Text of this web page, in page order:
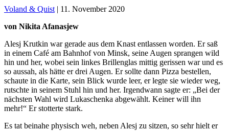
Voland & Quist | 11. November 2020
von Nikita Afanasjew
Alesj Krutkin war gerade aus dem Knast entlassen worden. Er saß
in einem Café am Bahnhof von Minsk, seine Augen sprangen wild
hin und her, wobei sein linkes Brillenglas mittig gerissen war und es
so aussah, als hätte er drei Augen. Er sollte dann Pizza bestellen,
schaute in die Karte, sein Blick wurde leer, er legte sie wieder weg,
rutschte in seinem Stuhl hin und her. Irgendwann sagte er: „Bei der
nächsten Wahl wird Lukaschenka abgewählt. Keiner will ihn
mehr!“ Er stotterte stark.
Es tat beinahe physisch weh, neben Alesj zu sitzen, so sehr hielt er